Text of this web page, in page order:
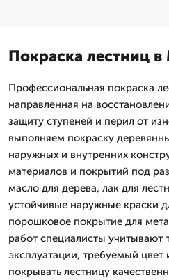
Покраска лестниц в
Профессиональная покраска
направленная на
защиту ступеней и перил от
выполняем покраску
наружных и внутренних
материалов и покрытий под
масло для дерева, лак для
устойчивые наружные краски
порошковое покрытие для
работ специалисты учитывают
эксплуатации, требуемый
покрывать лестницу